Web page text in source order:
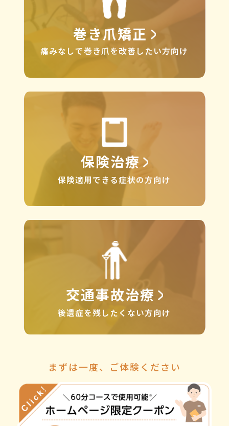
巻き爪矯正
痛みなしで巻き爪を改善したい方向け
保険治療
保険適用できる症状の方向け
交通事故治療
後遺症を残したくない方向け
まずは一度、ご体験ください